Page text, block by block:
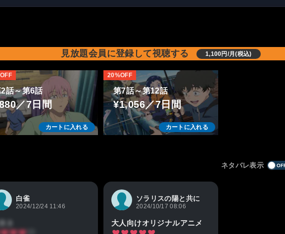
見放題会員に登録して視聴する 1,100円/月(税込)
話～第6話
／7日間
カートに入れる
第7話～第12話
¥1,056／7日間
カートに入れる
20%OFF
ネタバレ表示
白雀
2024/12/24 11:46
ソラリスの陽と共に
2024/10/17 08:06
大人向けオリジナルアニメ